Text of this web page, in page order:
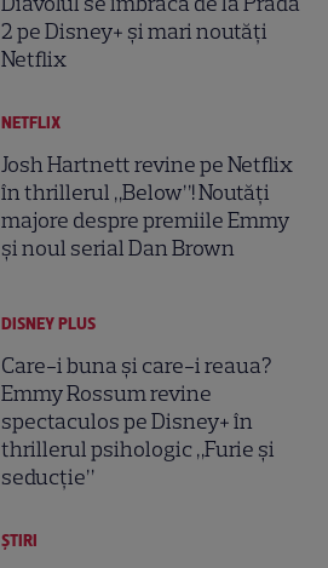
2 pe Disney+ și mari noutăți
Netflix
NETFLIX
Josh Hartnett revine pe Netflix
în thrillerul „Below”! Noutăți
majore despre premiile Emmy
și noul serial Dan Brown
DISNEY PLUS
Care-i buna și care-i reaua?
Emmy Rossum revine
spectaculos pe Disney+ în
thrillerul psihologic „Furie și
seducție”
ȘTIRI